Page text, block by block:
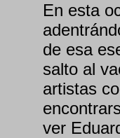
En esta
de esa
salto al
artistas
ver